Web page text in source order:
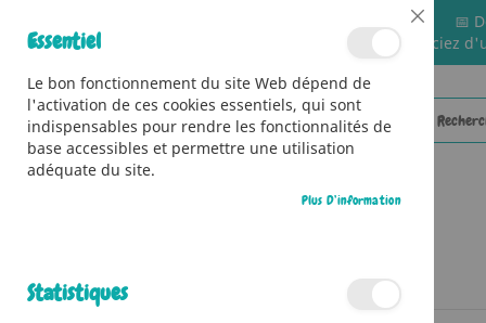
📅
🚚 Bénéficiez
Cookie
Bar
Essentiel
Le bon fonctionnement du site Web dépend de
l'activation de ces cookies essentiels, qui sont
indispensables pour rendre les fonctionnalités de
base accessibles et permettre une utilisation
adéquate du site.
Plus D’information
Statistiques